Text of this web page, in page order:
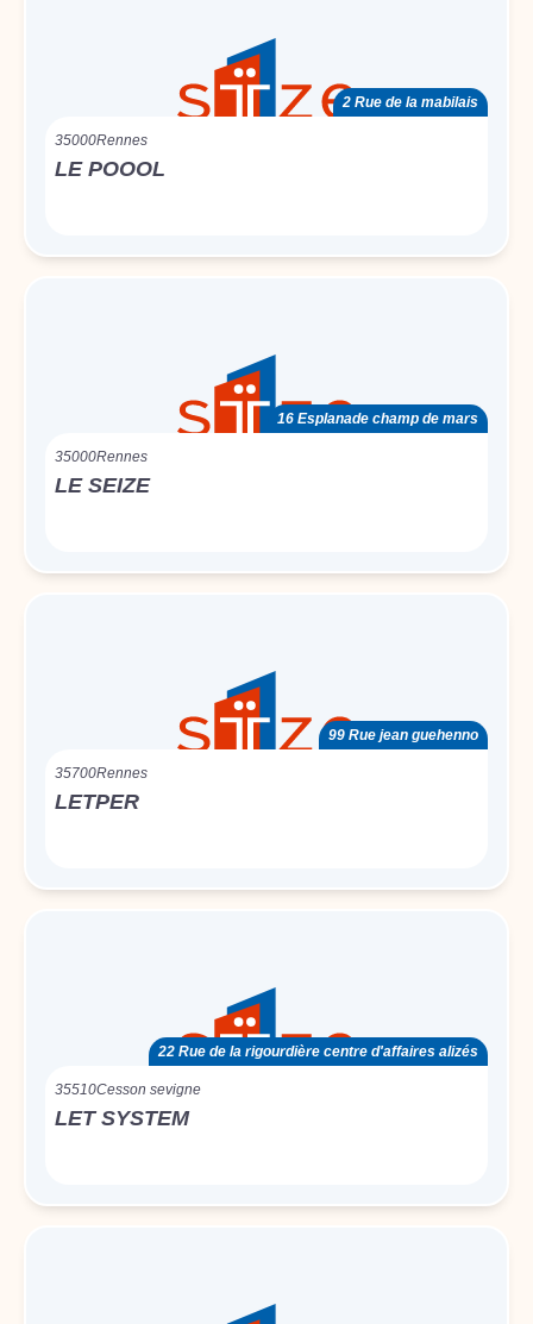
2 Rue de la mabilais
35000Rennes
LE POOOL
16 Esplanade champ de mars
35000Rennes
LE SEIZE
99 Rue jean guehenno
35700Rennes
LETPER
22 Rue de la rigourdière centre d'affaires alizés
35510Cesson sevigne
LET SYSTEM